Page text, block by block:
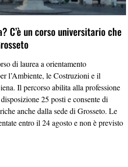
C’è un corso universitario che
di laurea a orientamento
l’Ambiente, le Costruzioni e il
Il percorso abilita alla professione
25 posti e consente di
anche dalla sede di Grosseto. Le
entro il 24 agosto e non è previsto